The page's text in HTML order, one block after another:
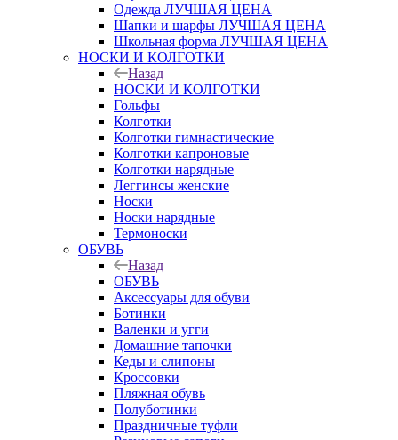
Одежда ЛУЧШАЯ ЦЕНА
Шапки и шарфы ЛУЧШАЯ ЦЕНА
Школьная форма ЛУЧШАЯ ЦЕНА
НОСКИ И КОЛГОТКИ
Назад
НОСКИ И КОЛГОТКИ
Гольфы
Колготки
Колготки гимнастические
Колготки капроновые
Колготки нарядные
Леггинсы женские
Носки
Носки нарядные
Термоноски
ОБУВЬ
Назад
ОБУВЬ
Аксессуары для обуви
Ботинки
Валенки и угги
Домашние тапочки
Кеды и слипоны
Кроссовки
Пляжная обувь
Полуботинки
Праздничные туфли